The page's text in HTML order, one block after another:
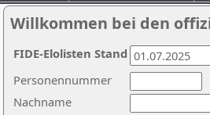
Willkommen bei den
Nachname
Personennummer
FIDE-Elolisten Stand